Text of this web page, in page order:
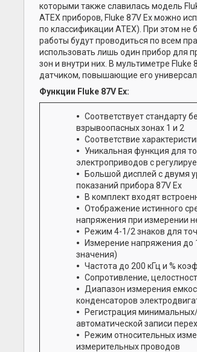
которыми также славилась модель
ATEX приборов, Fluke 87V Ex можно
по классификации ATEX). При этом не
работы будут проводиться по всем
использовать лишь один прибор для
зон и внутри них. В мультиметре
датчиком, повышающие его
Функции Fluke 87V Ex:
Соответствует стандарту
взрывоопасных зонах 1 и 2
Соответствие
Уникальная функция для
электроприводов с
Большой дисплей с двумя
показаний прибора 87V Ex
В комплект входят
Отображение истинного
напряжения при измерении
Режим 4-1/2 знаков для
Измерение напряжения до
значения)
Частота до 200 кГц и %
Сопротивление,
Диапазон измерения
конденсаторов
Регистрация
автоматической записи
Режим относительных
измерительных проводов